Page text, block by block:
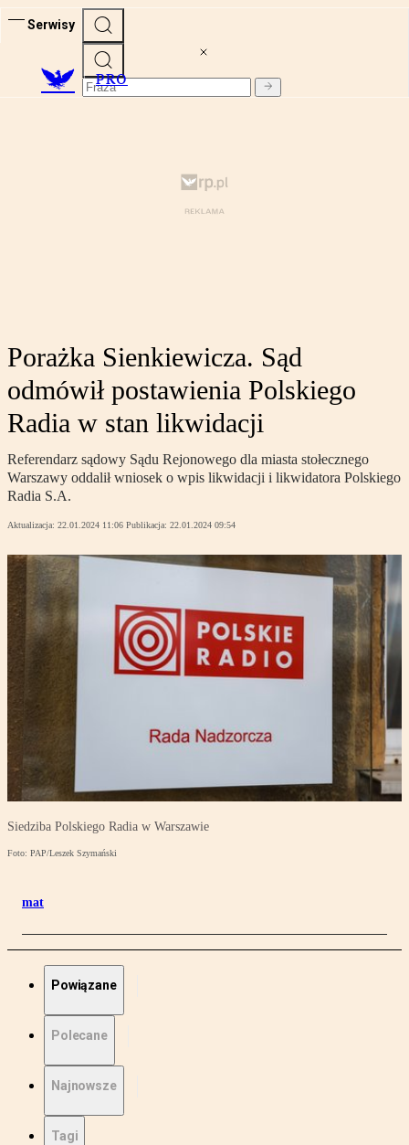
Serwisy
PRO
Porażka Sienkiewicza. Sąd
odmówił postawienia Polskiego
Radia w stan likwidacji
Referendarz sądowy Sądu Rejonowego dla miasta stołecznego
Warszawy oddalił wniosek o wpis likwidacji i likwidatora Polskiego
Radia S.A.
Aktualizacja: 22.01.2024 11:06 Publikacja: 22.01.2024 09:54
Siedziba Polskiego Radia w Warszawie
Foto: PAP/Leszek Szymański
mat
Powiązane
Polecane
Najnowsze
Tagi